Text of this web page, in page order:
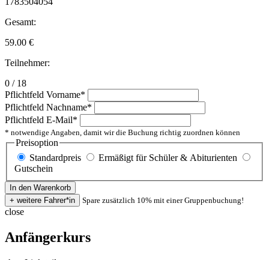
Gesamt:
59.00 €
Teilnehmer:
0 / 18
Pflichtfeld Vorname*
Pflichtfeld Nachname*
Pflichtfeld E-Mail*
* notwendige Angaben, damit wir die Buchung richtig zuordnen können
Preisoption
Standardpreis
Ermäßigt für Schüler & Abiturienten
Gutschein
Spare zusätzlich 10% mit einer Gruppenbuchung!
close
Anfängerkurs